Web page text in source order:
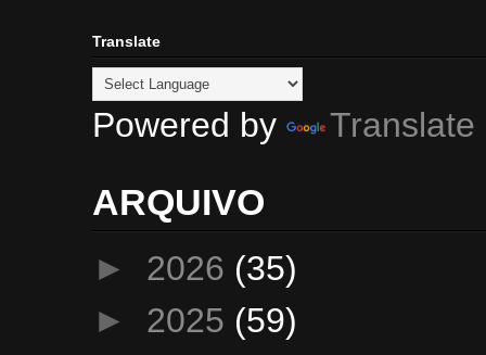
Translate
Powered by Translate
ARQUIVO
► 2026 (35)
► 2025 (59)